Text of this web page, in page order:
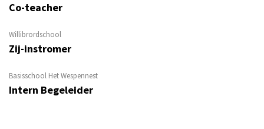
Co-teacher
Willibrordschool
Zij-instromer
Basisschool Het Wespennest
Intern Begeleider